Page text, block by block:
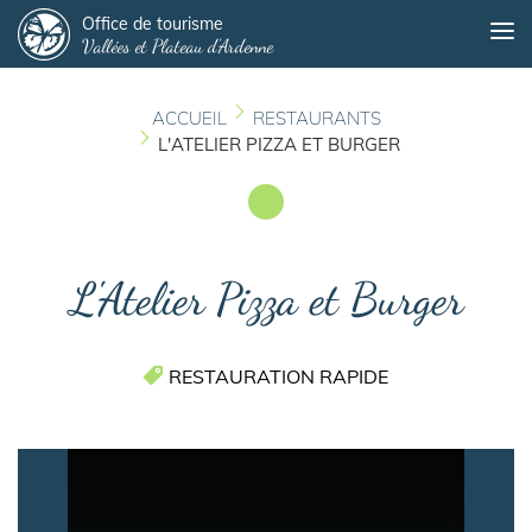
au
contenu
Office de tourisme
Vallées et Plateau d'Ardenne
ACCUEIL
RESTAURANTS
L'ATELIER PIZZA ET BURGER
L'Atelier Pizza et Burger
RESTAURATION RAPIDE
Panneau de gestion des cookies